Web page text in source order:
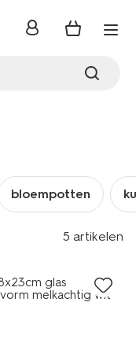
inloggen
bloempotten
5 artikelen
glas
melkachtig wit